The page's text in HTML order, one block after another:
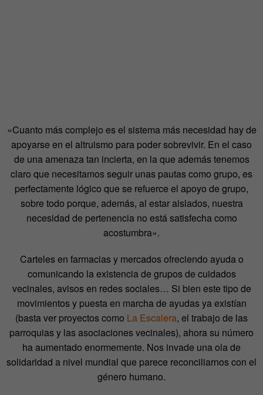
«Cuanto más complejo es el sistema más necesidad hay de
apoyarse en el altruismo para poder sobrevivir. En el caso
de una amenaza tan incierta, en la que además tenemos
claro que necesitamos seguir unas pautas como grupo, es
perfectamente lógico que se refuerce el apoyo de grupo,
sobre todo porque, además, al estar aislados, nuestra
necesidad de pertenencia no está satisfecha como
acostumbra».
Carteles en farmacias y mercados ofreciendo ayuda o
comunicando la existencia de grupos de cuidados
vecinales, avisos en redes sociales… Si bien este tipo de
movimientos y puesta en marcha de ayudas ya existían
(basta ver proyectos como La Escalera, el trabajo de las
parroquias y las asociaciones vecinales), ahora su número
ha aumentado enormemente. Nos invade una ola de
solidaridad a nivel mundial que parece reconciliarnos con el
género humano.